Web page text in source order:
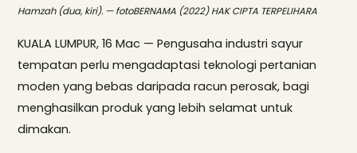
Hamzah (dua, kiri). — fotoBERNAMA (2022) HAK CIPTA TERPELIHARA
KUALA LUMPUR, 16 Mac — Pengusaha industri sayur
tempatan perlu mengadaptasi teknologi pertanian
moden yang bebas daripada racun perosak, bagi
menghasilkan produk yang lebih selamat untuk
dimakan.